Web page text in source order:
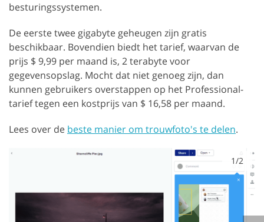
besturingssystemen.
De eerste twee gigabyte geheugen zijn gratis
beschikbaar. Bovendien biedt het tarief, waarvan de
prijs $ 9,99 per maand is, 2 terabyte voor
gegevensopslag. Mocht dat niet genoeg zijn, dan
kunnen gebruikers overstappen op het Professional-
tarief tegen een kostprijs van $ 16,58 per maand.
Lees over de beste manier om trouwfoto's te delen.
1/2